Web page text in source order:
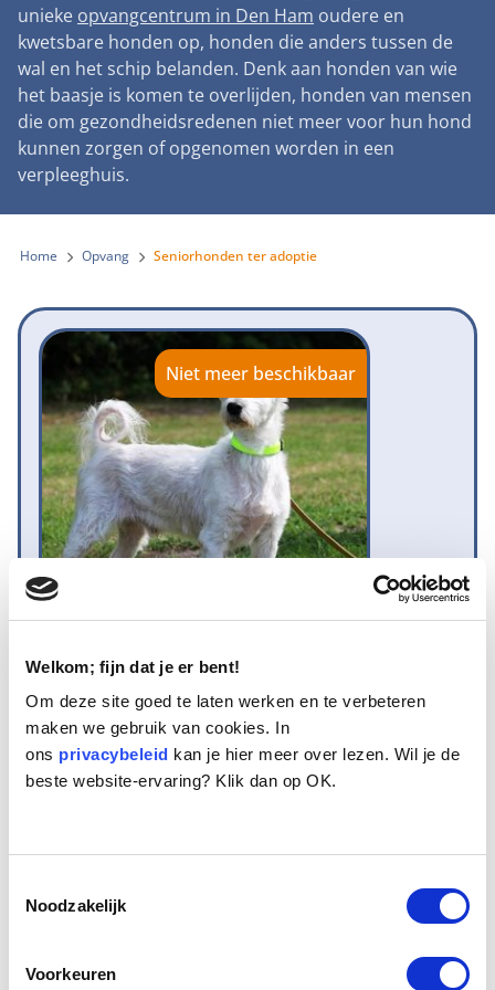
Welkom; fijn dat je er bent!
Om deze site goed te laten werken en te verbeteren
maken we gebruik van cookies. In
ons privacybeleid kan je hier meer over lezen. Wil je de
beste website-ervaring? Klik dan op OK.
Noodzakelijk
Voorkeuren
Landelijke registratie bijtincidenten
Verantwoord fokbeleid
Landelijk vuurwerkverbod
Verplichte pre-aanschaf cursus
Gemeentelijk meldpunt bijtincidenten
Bescherming tegen grasaren
Lezingen
Symposium Gemeentelijk Dierenbeleid
Teken onze petitie
Steun als bedrijf
Adopteer een seniorhond
Sponsor een seniorhond
Steun als vrijwilliger
Honden voor Honden Loop
Vraag een donatiebox aan
Wat wij doen
Onze organisatie
Samenwerking
Jaarverslag
Vacatures
Donateursmagazine Hond
Onze successen voor honden
Contactgegevens
Pers
Nieuws
Nieuwsbrief
Incassodata
Zoeken
unieke opvangcentrum in Den Ham oudere en
kwetsbare honden op, honden die anders tussen de
wal en het schip belanden. Denk aan honden van wie
het baasje is komen te overlijden, honden van mensen
die om gezondheidsredenen niet meer voor hun hond
kunnen zorgen of opgenomen worden in een
verpleeghuis.
Home Opvang Seniorhonden ter adoptie
Niet meer beschikbaar
Naam:
Peppi
Leeftijd:
14
Ras/type:
Maltezer
Geslacht:
Gezondheid eigenaresse
komen oorspronkelijk uit Hongarije. Er is afstand van ze gedaan